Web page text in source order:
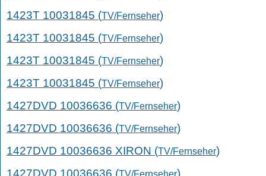
1423T 10031845 (TV/Fernseher)
1423T 10031845 (TV/Fernseher)
1423T 10031845 (TV/Fernseher)
1423T 10031845 (TV/Fernseher)
1427DVD 10036636 (TV/Fernseher)
1427DVD 10036636 (TV/Fernseher)
1427DVD 10036636 XIRON (TV/Fernseher)
1427DVD 10036636 (
)